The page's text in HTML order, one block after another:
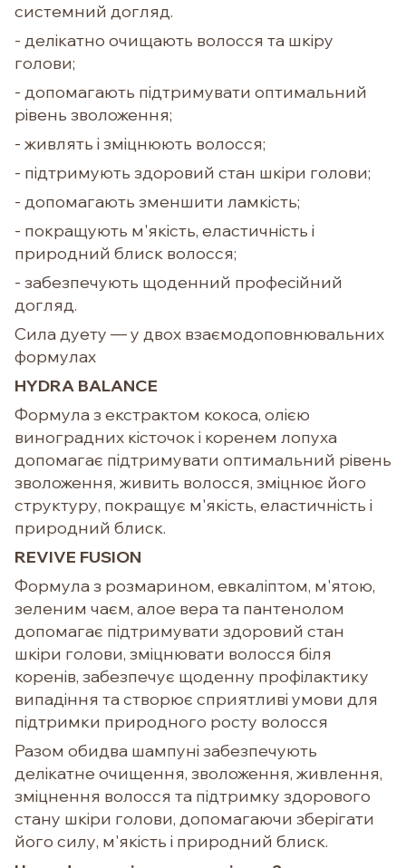
системний догляд.
- делікатно очищають волосся та шкіру
голови;
- допомагають підтримувати оптимальний
рівень зволоження;
- живлять і зміцнюють волосся;
- підтримують здоровий стан шкіри голови;
- допомагають зменшити ламкість;
- покращують м'якість, еластичність і
природний блиск волосся;
- забезпечують щоденний професійний
догляд.
Сила дуету — у двох взаємодоповнювальних
формулах
HYDRA BALANCE
Формула з екстрактом кокоса, олією
виноградних кісточок і коренем лопуха
допомагає підтримувати оптимальний рівень
зволоження, живить волосся, зміцнює його
структуру, покращує м'якість, еластичність і
природний блиск.
REVIVE FUSION
Формула з розмарином, евкаліптом, м'ятою,
зеленим чаєм, алое вера та пантенолом
допомагає підтримувати здоровий стан
шкіри голови, зміцнювати волосся біля
коренів, забезпечує щоденну профілактику
випадіння та створює сприятливі умови для
підтримки природного росту волосся
Разом обидва шампуні забезпечують
делікатне очищення, зволоження, живлення,
зміцнення волосся та підтримку здорового
стану шкіри голови, допомагаючи зберігати
його силу, м'якість і природний блиск.